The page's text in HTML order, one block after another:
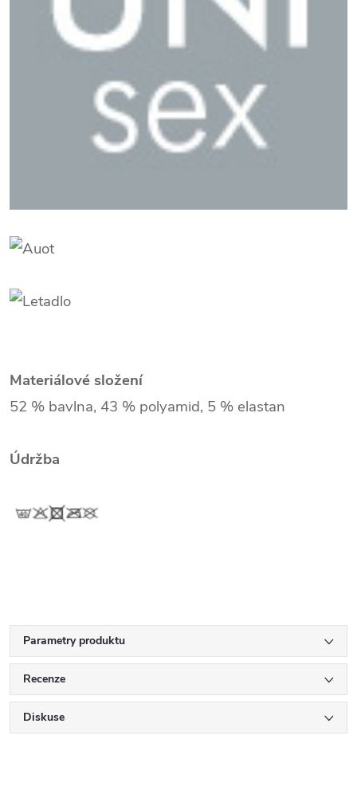
Materiálové složení
52 % bavlna, 43 % polyamid, 5 % elastan
Údržba
Parametry produktu
Recenze
Diskuse